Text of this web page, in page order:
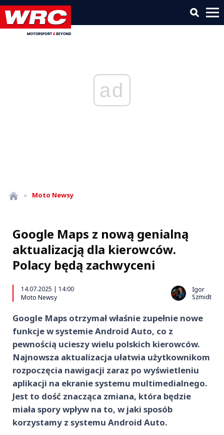
ad
» Moto Newsy
Google Maps z nową genialną
aktualizacją dla kierowców.
Polacy będą zachwyceni
14.07.2025 | 14:00
Moto Newsy
Igor
Szmidt
Google Maps otrzymał właśnie zupełnie nowe
funkcje w systemie Android Auto, co z
pewnością ucieszy wielu polskich kierowców.
Najnowsza aktualizacja ułatwia użytkownikom
rozpoczęcia nawigacji zaraz po wyświetleniu
aplikacji na ekranie systemu multimedialnego.
Jest to dość znacząca zmiana, która będzie
miała spory wpływ na to, w jaki sposób
korzystamy z systemu Android Auto.